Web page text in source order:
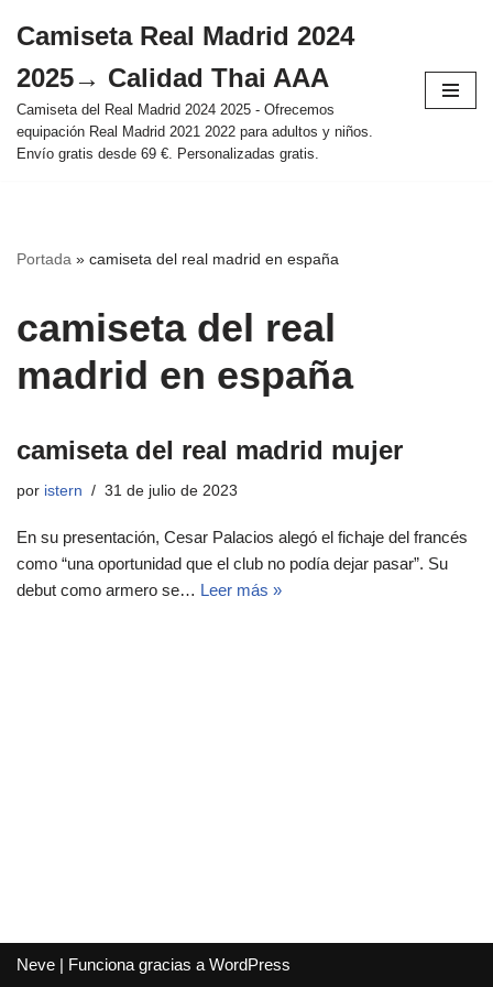
al
contenido
Camiseta Real Madrid 2024
2025→ Calidad Thai AAA
Camiseta del Real Madrid 2024 2025 - Ofrecemos
equipación Real Madrid 2021 2022 para adultos y niños.
Envío gratis desde 69 €. Personalizadas gratis.
Portada » camiseta del real madrid en españa
camiseta del real
madrid en españa
camiseta del real madrid mujer
por istern 31 de julio de 2023
En su presentación, Cesar Palacios alegó el fichaje del francés
como “una oportunidad que el club no podía dejar pasar”. Su
debut como armero se… Leer más »
Neve | Funciona gracias a WordPress